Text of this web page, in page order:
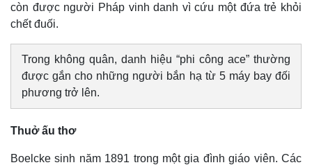
còn được người Pháp vinh danh vì cứu một đứa trẻ khỏi
chết đuối.
Trong không quân, danh hiệu “phi công ace” thường
được gắn cho những người bắn hạ từ 5 máy bay đối
phương trở lên.
Thuở ấu thơ
Boelcke sinh năm 1891 trong một gia đình giáo viên. Các